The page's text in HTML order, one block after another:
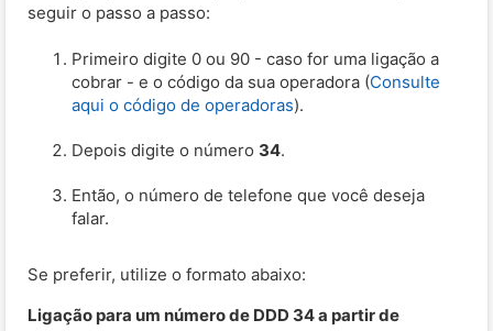
seguir o passo a passo:
Primeiro digite 0 ou 90 - caso for uma ligação a
cobrar - e o código da sua operadora (Consulte
aqui o código de operadoras).
Depois digite o número 34.
Então, o número de telefone que você deseja
falar.
Se preferir, utilize o formato abaixo:
Ligação para um número de DDD 34 a partir de